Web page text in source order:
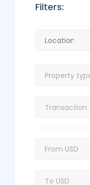
Filters: